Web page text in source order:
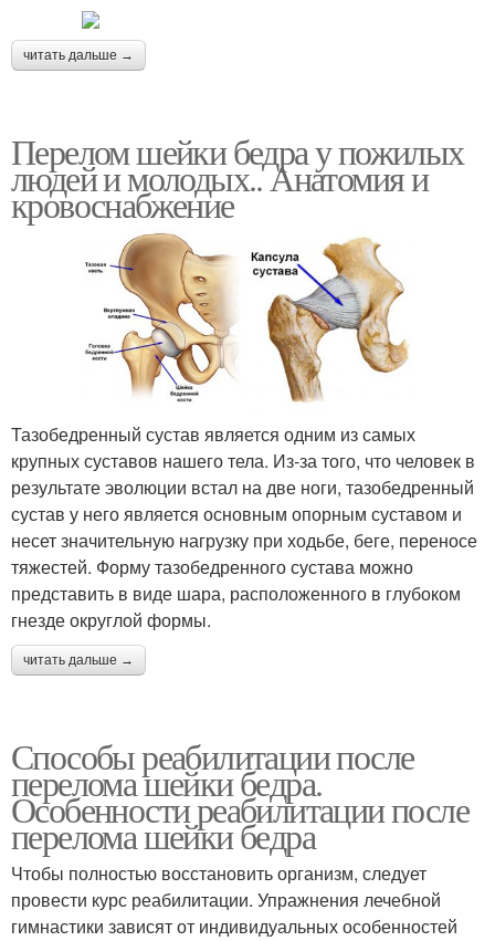
читать дальше →
Перелом шейки бедра у пожилых
людей и молодых.. Анатомия и
кровоснабжение
Тазобедренный сустав является одним из самых
крупных суставов нашего тела. Из-за того, что человек в
результате эволюции встал на две ноги, тазобедренный
сустав у него является основным опорным суставом и
несет значительную нагрузку при ходьбе, беге, переносе
тяжестей. Форму тазобедренного сустава можно
представить в виде шара, расположенного в глубоком
гнезде округлой формы.
читать дальше →
Способы реабилитации после
перелома шейки бедра.
Особенности реабилитации после
перелома шейки бедра
Чтобы полностью восстановить организм, следует
провести курс реабилитации. Упражнения лечебной
гимнастики зависят от индивидуальных особенностей